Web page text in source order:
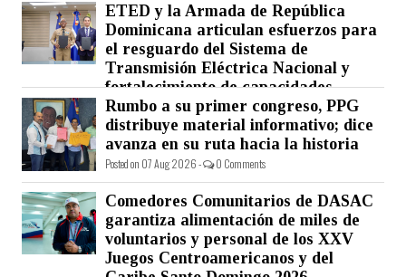
ETED y la Armada de República
Dominicana articulan esfuerzos para
el resguardo del Sistema de
Transmisión Eléctrica Nacional y
fortalecimiento de capacidades.
Posted on 07 Aug 2026 - 0 Comments
Rumbo a su primer congreso, PPG
distribuye material informativo; dice
avanza en su ruta hacia la historia
Posted on 07 Aug 2026 - 0 Comments
Comedores Comunitarios de DASAC
garantiza alimentación de miles de
voluntarios y personal de los XXV
Juegos Centroamericanos y del